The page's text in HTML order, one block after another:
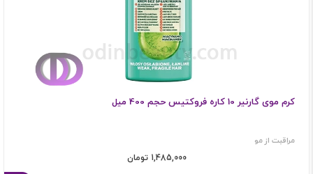
کرم موی گارنیر 10 کاره فروکتیس حجم 400 میل
مراقبت از مو
1,485,000 تومان